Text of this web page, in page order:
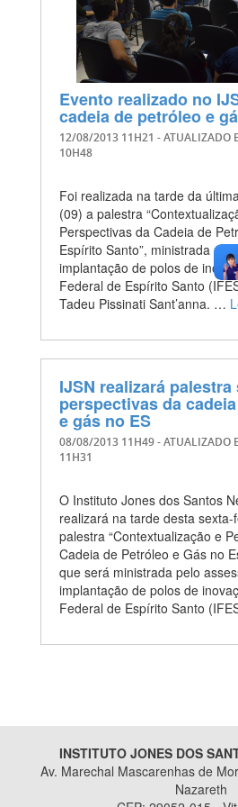
Evento realizado no
cadeia de petróleo e
12/08/2013 11H21 - ATUALIZADO
10H48
Foi realizada na tarde da
(09) a palestra
Perspectivas da Cadeia de
Espírito Santo”, ministrada
implantação de polos de
Federal de Espírito Santo
Tadeu Pissinati Sant’anna. …
IJSN realizará
perspectivas da
e gás no ES
08/08/2013 11H49- ATUALIZADO
11H31
O Instituto Jones dos Santos
realizará na tarde desta
palestra “Contextualização e
Cadeia de Petróleo e Gás no
que será ministrada pelo
implantação de polos de
Federal de Espírito Santo
INSTITUTO JONES DOS
Av. Marechal Mascarenhas de
Nazareth